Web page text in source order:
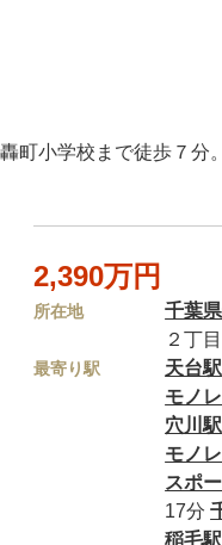
町小学校まで徒歩７分
2,390万円
所在地 千葉県
２丁目
最寄り駅 天台駅
モノ
穴川駅
モノ
スポ
17分
稲毛駅